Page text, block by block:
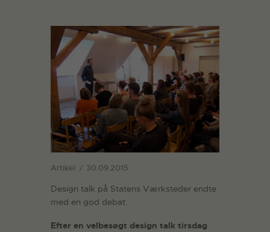
Artikel 30.09.2015
Design talk på Statens Værksteder endte
med en god debat.
Efter en velbesøgt design talk tirsdag